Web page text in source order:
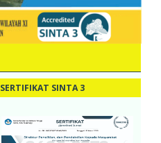
SERTIFIKAT SINTA 3